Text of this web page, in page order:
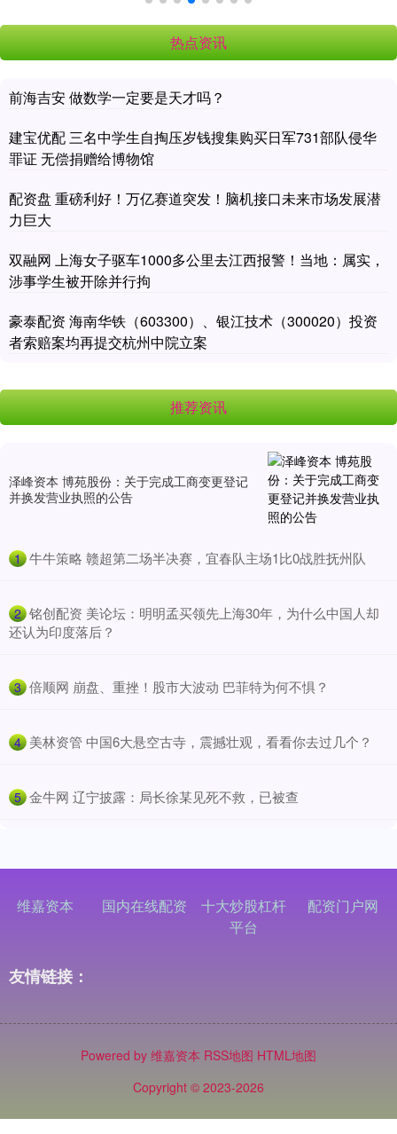
热点资讯
前海吉安 做数学一定要是天才吗？
建宝优配 三名中学生自掏压岁钱搜集购买日军731部队侵华
罪证 无偿捐赠给博物馆
配资盘 重磅利好！万亿赛道突发！脑机接口未来市场发展潜
力巨大
双融网 上海女子驱车1000多公里去江西报警！当地：属实，
涉事学生被开除并行拘
豪泰配资 海南华铁（603300）、银江技术（300020）投资
者索赔案均再提交杭州中院立案
推荐资讯
泽峰资本 博苑股份：关于完成工商变更登记
并换发营业执照的公告
1 ​牛牛策略 赣超第二场半决赛，宜春队主场1比0战胜抚州队
2 ​铭创配资 美论坛：明明孟买领先上海30年，为什么中国人却
还认为印度落后？
3 ​倍顺网 崩盘、重挫！股市大波动 巴菲特为何不惧？
4 ​美林资管 中国6大悬空古寺，震撼壮观，看看你去过几个？
5 ​金牛网 辽宁披露：局长徐某见死不救，已被查
维嘉资本 国内在线配资
十大炒股杠杆
平台
配资门户网
友情链接：
Powered by 维嘉资本 RSS地图 HTML地图
Copyright © 2023-2026